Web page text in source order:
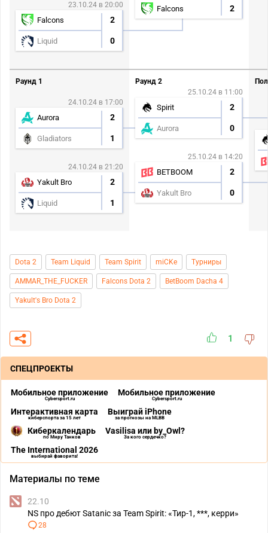
23.10.24 в 20:00
Falcons 2
Liquid 0
Falcons 2
Раунд 1
24.10.24 в 17:00
Aurora 2
Gladiators 1
24.10.24 в 21:20
Yakult Bro 2
Liquid 1
Раунд 2
25.10.24 в 11:00
Spirit 2
Aurora 0
25.10.24 в 14:20
BETBOOM 2
Yakult Bro 0
Dota 2 Team Liquid Team Spirit miCKe Турниры
AMMAR_THE_FUCKER Falcons Dota 2 BetBoom Dacha 4
Yakult's Bro Dota 2
1
СПЕЦПРОЕКТЫ
Мобильное приложение
Cybersport.ru
Мобильное приложение
Cybersport.ru
Интерактивная карта
киберспорта за 15 лет
Выиграй iPhone
за прогнозы на MLBB
Киберкалендарь
по Миру Танков
Vasilisa или by_Owl?
За кого сердечко?
The International 2026
выбирай фаворита!
Материалы по теме
22.10
NS про дебют Satanic за Team Spirit: «Тир-1, ***, керри»
28